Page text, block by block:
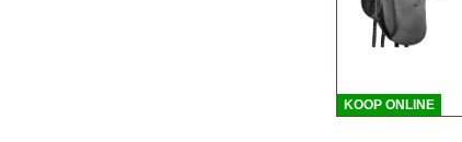
KOOP ONLINE